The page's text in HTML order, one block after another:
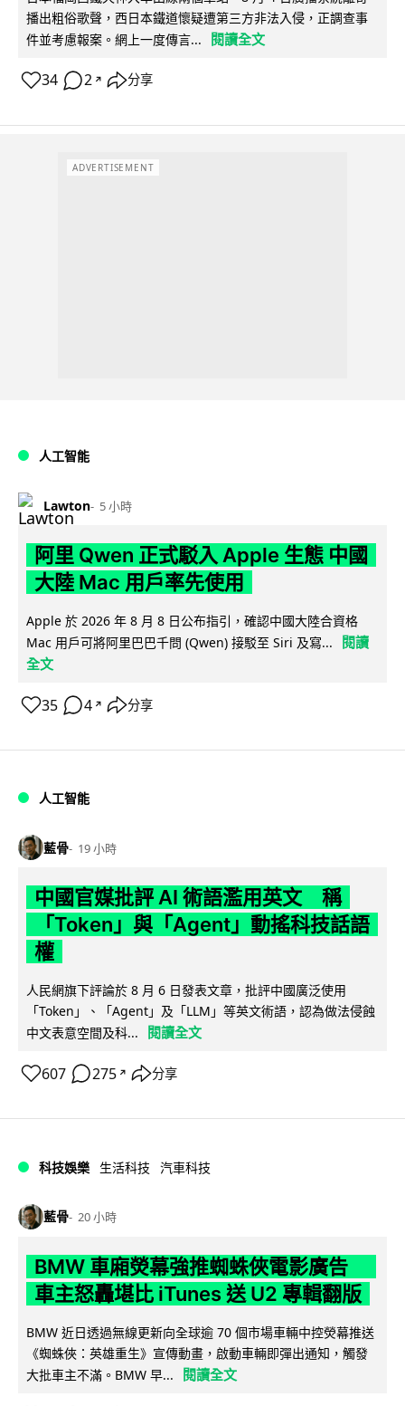
播出粗俗歌聲，西日本鐵道懷疑遭第三方非法入侵，正調查事
件並考慮報案。網上一度傳言...
閱讀全文
34 2 ↗ 分享
ADVERTISEMENT
人工智能
Lawton 5 小時
阿里 Qwen 正式駁入 Apple 生態 中國
大陸 Mac 用戶率先使用
Apple 於 2026 年 8 月 8 日公布指引，確認中國大陸合資格
Mac 用戶可將阿里巴巴千問 (Qwen) 接駁至 Siri 及寫...
閱讀
全文
35 4 ↗ 分享
人工智能
藍骨 19 小時
中國官媒批評 AI 術語濫用英文 稱
「Token」與「Agent」動搖科技話語
權
人民網旗下評論於 8 月 6 日發表文章，批評中國廣泛使用
「Token」、「Agent」及「LLM」等英文術語，認為做法侵蝕
中文表意空間及科...
閱讀全文
607 275 ↗ 分享
科技娛樂 生活科技 汽車科技
藍骨 20 小時
BMW 車廂熒幕強推蜘蛛俠電影廣告
車主怒轟堪比 iTunes 送 U2 專輯翻版
BMW 近日透過無線更新向全球逾 70 個市場車輛中控熒幕推送
《蜘蛛俠：英雄重生》宣傳動畫，啟動車輛即彈出通知，觸發
大批車主不滿。BMW 早...
閱讀全文